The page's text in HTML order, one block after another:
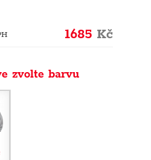
1685 Kč
zvolte barvu